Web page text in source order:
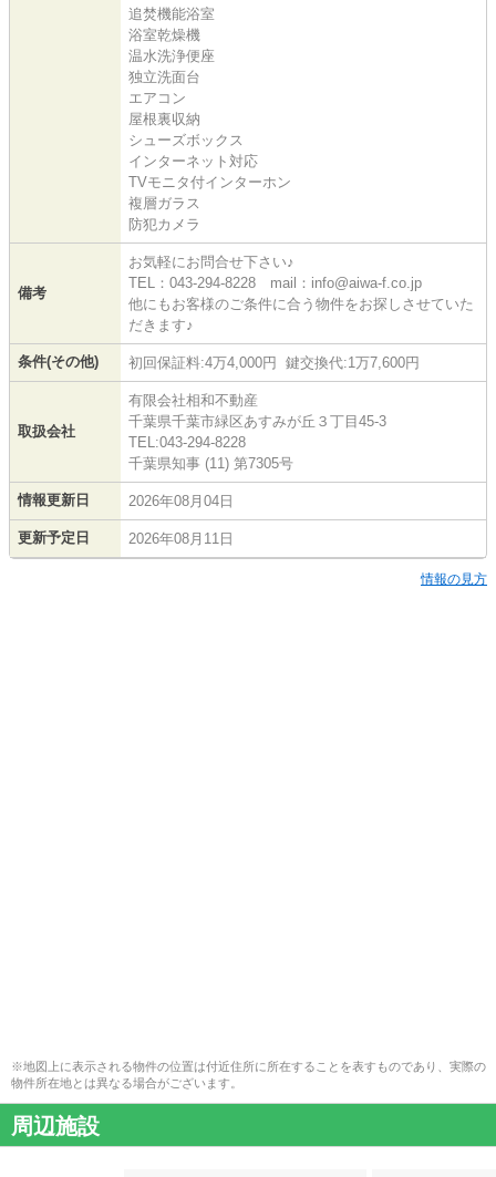
追焚機能浴室
浴室乾燥機
温水洗浄便座
独立洗面台
エアコン
屋根裏収納
シューズボックス
インターネット対応
TVモニタ付インターホン
複層ガラス
防犯カメラ
備考
お気軽にお問合せ下さい♪
TEL：043-294-8228 mail：info@aiwa-f.co.jp
他にもお客様のご条件に合う物件をお探しさせていた
だきます♪
条件(その他) 初回保証料:4万4,000円 鍵交換代:1万7,600円
取扱会社
有限会社相和不動産
千葉県千葉市緑区あすみが丘３丁目45-3
TEL:043-294-8228
千葉県知事 (11) 第7305号
情報更新日 2026年08月04日
更新予定日 2026年08月11日
情報の見方
※地図上に表示される物件の位置は付近住所に所在することを表すものであり、実際の
物件所在地とは異なる場合がございます。
周辺施設